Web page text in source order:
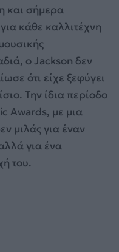
και σήμερα
κάθε καλλιτέχνη
ο Jackson δεν
ότι είχε ξεφύγει
Την ίδια περίοδο
Awards, με μια
μιλάς για έναν
για ένα
του.